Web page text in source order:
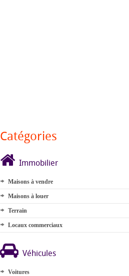
Catégories
Immobilier
Maisons à vendre
Maisons à louer
Terrain
Locaux commerciaux
Véhicules
Voitures